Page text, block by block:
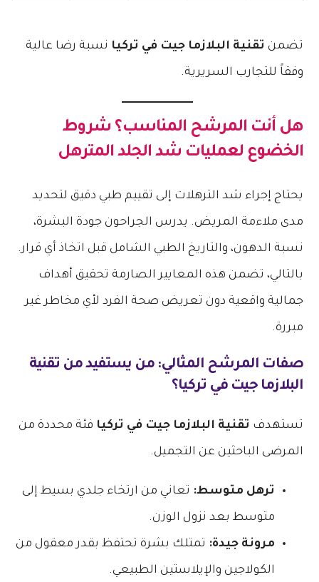
تضمن تقنية البلازما جيت في تركيا نسبة رضا عالية
وفقاً للتجارب السريرية.
​هل أنت المرشح المناسب؟ شروط
الخضوع لعمليات شد الجلد المترهل
​يحتاج إجراء شد الترهلات إلى تقييم طبي دقيق لتحديد
مدى ملاءمة المريض. يدرس الجراحون جودة البشرة،
نسبة الدهون، والتاريخ الطبي الشامل قبل اتخاذ أي قرار.
بالتالي، تضمن هذه المعايير الصارمة تحقيق أهداف
جمالية واقعية دون تعريض صحة الفرد لأي مخاطر غير
مبررة.
​صفات المرشح المثالي: من يستفيد من تقنية
البلازما جيت في تركيا؟
​تستهدف تقنية البلازما جيت في تركيا فئة محددة من
المرضى الباحثين عن التجميل.
ترهل متوسط: تعاني من ارتخاء جلدي بسيط إلى
متوسط بعد نزول الوزن.
مرونة جيدة: تمتلك بشرة تحتفظ بقدر معقول من
الكولاجين والإيلاستين الطبيعي.